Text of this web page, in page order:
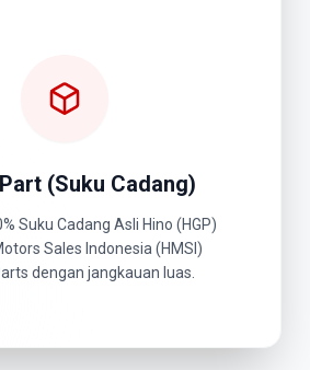
(Suku Cadang)
Suku Cadang Asli Hino (HGP)
Sales Indonesia (HMSI)
dengan jangkauan luas.